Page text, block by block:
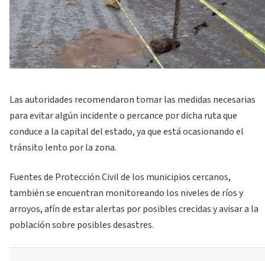
Las autoridades recomendaron tomar las medidas necesarias
para evitar algún incidente o percance por dicha ruta que
conduce a la capital del estado, ya que está ocasionando el
tránsito lento por la zona.
Fuentes de Protección Civil de los municipios cercanos,
también se encuentran monitoreando los niveles de ríos y
arroyos, afín de estar alertas por posibles crecidas y avisar a la
población sobre posibles desastres.